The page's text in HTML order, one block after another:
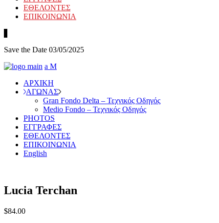
ΕΘΕΛΟΝΤΕΣ
ΕΠΙΚΟΙΝΩΝΙΑ
Save the Date 03/05/2025
ΑΡΧΙΚΗ
ΑΓΩΝΑΣ
Gran Fondo Delta – Τεχνικός Οδηγός
Medio Fondo – Τεχνικός Οδηγός
PHOTOS
ΕΓΓΡΑΦΕΣ
ΕΘΕΛΟΝΤΕΣ
EΠΙΚΟΙΝΩΝΙΑ
English
Lucia Terchan
$84.00